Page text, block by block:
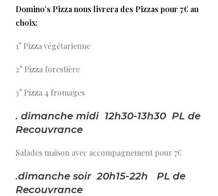
Domino’s Pizza nous livrera des Pizzas pour 7€ au
choix:
1° Pizza végétarienne
2° Pizza forestière
3° Pizza 4 fromages
. dimanche midi 12h30-13h30 PL de
Recouvrance
Salades maison avec accompagnement pour 7€
.dimanche soir 20h15-22h PL de
Recouvrance